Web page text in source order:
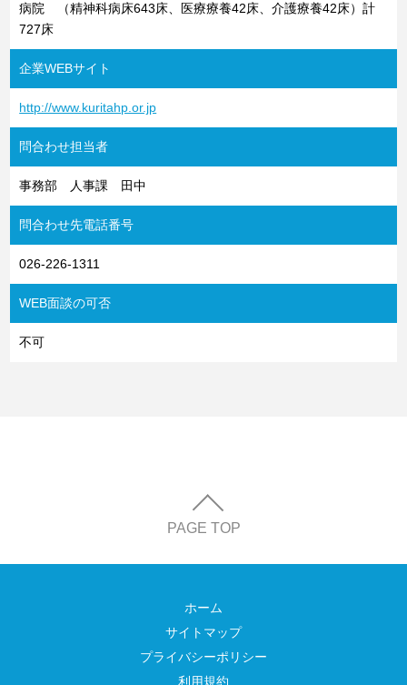
病院 （精神科病床643床、医療療養42床、介護療養42床）計
727床
企業WEBサイト
http://www.kuritahp.or.jp
問合わせ担当者
事務部 人事課 田中
問合わせ先電話番号
026-226-1311
WEB面談の可否
不可
PAGE TOP
ホーム
サイトマップ
プライバシーポリシー
利用規約